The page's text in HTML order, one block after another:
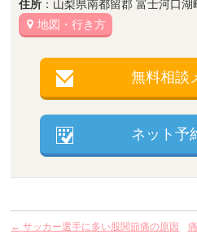
住所 ：山梨県南都留郡 富士河口
地図・行き方
無料相談
ネット予
← サッカー選手に多い股関節痛の原因